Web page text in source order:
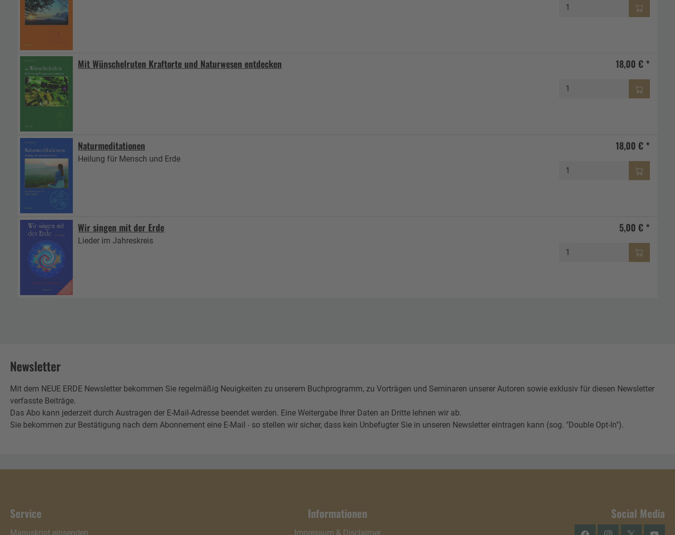
Mit Wünschelruten Kraftorte und Naturwesen entdecken 18,00 € *
Naturmeditationen
Heilung für Mensch und Erde
18,00 € *
Wir singen mit der Erde
Lieder im Jahreskreis
5,00 € *
Newsletter
Mit dem NEUE ERDE Newsletter bekommen Sie regelmäßig Neuigkeiten zu unserem Buchprogramm, zu Vorträgen und Seminaren unserer Autoren sowie exklusiv für diesen Newsletter
verfasste Beiträge.
Das Abo kann jederzeit durch Austragen der E-Mail-Adresse beendet werden. Eine Weitergabe Ihrer Daten an Dritte lehnen wir ab.
Sie bekommen zur Bestätigung nach dem Abonnement eine E-Mail - so stellen wir sicher, dass kein Unbefugter Sie in unseren Newsletter eintragen kann (sog. "Double Opt-In").
Service
Manuskript einsenden
Informationen
Impressum & Disclaimer
Social Media